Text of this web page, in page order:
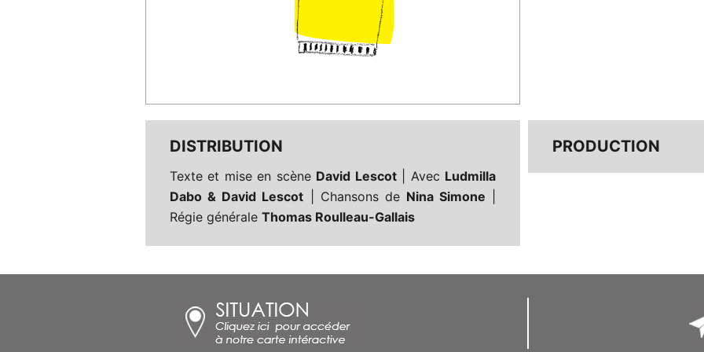
DISTRIBUTION
Texte et mise en scène David Lescot| Avec Ludmilla
Dabo & David Lescot | Chansons de Nina Simone
Régie générale Thomas Roulleau-Gallais
PRODUCTION